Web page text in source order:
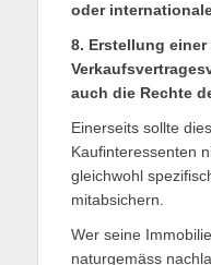
oder
8. Erstellung einer
auch die Rechte
Einerseits sollte
Kaufinteressenten
gleichwohl
mitabsichern.
Wer seine
naturgemäss